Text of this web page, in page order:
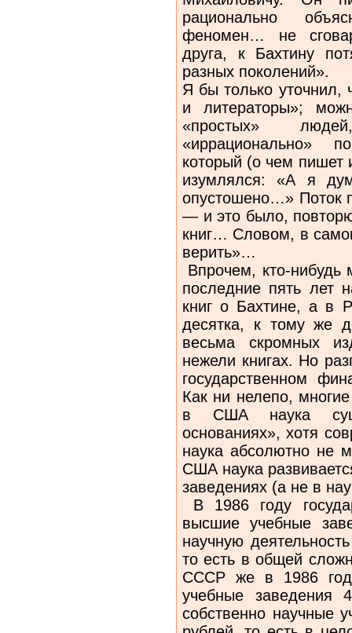
рационально
феномен… не
друга, к Бахтину
разных поколений».
Я бы только уточнил,
и литераторы»;
«простых»
«иррационально»
который (о чем пишет
изумлялся: «А я
опустошено…» Поток
— и это было,
книг… Словом, в
верить»…
Впрочем, кто-нибудь
последние пять лет
книг о Бахтине, а в
десятка, к тому же
весьма скромных
нежели книгах. Но
государственном
Как ни нелепо,
в США наука
основаниях», хотя
наука абсолютно не
США наука
заведениях (а не в
В 1986 году
высшие учебные
научную
то есть в общей
СССР же в 1986
учебные
собственно